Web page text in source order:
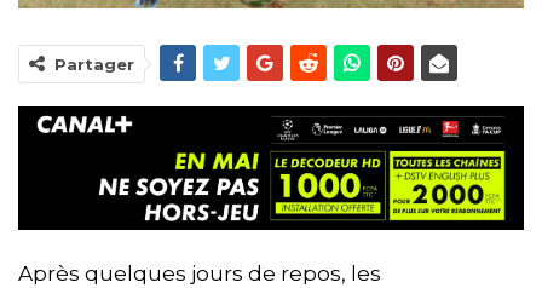
Partager
Après quelques jours de repos, les